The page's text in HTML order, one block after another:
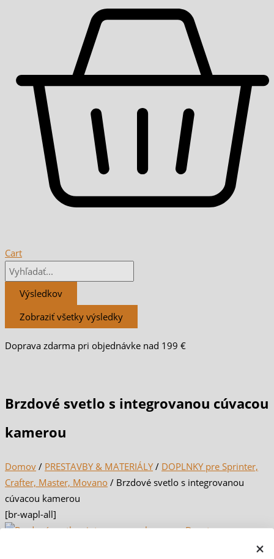
Cart
Výsledkov
Zobraziť všetky výsledky
Doprava zdarma pri objednávke nad 199 €
Brzdové svetlo s integrovanou cúvacou
kamerou
Domov / PRESTAVBY & MATERIÁLY/ DOPLNKY pre Sprinter,
Crafter, Master, Movano / Brzdové svetlo s integrovanou
cúvacou kamerou
[br-wapl-all]